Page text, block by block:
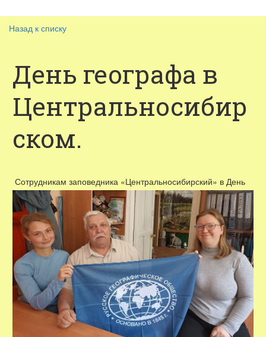
Назад к списку
День географа в
Центральносибир
ском.
Сотрудникам заповедника «Центральносибирский» в День